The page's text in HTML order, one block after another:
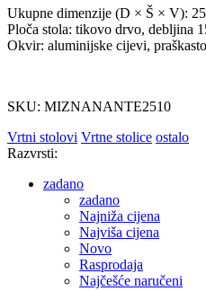
Ukupne dimenzije (D × Š × V):
Ploča stola: tikovo drvo, debljina
Okvir: aluminijske cijevi,
SKU: MIZNANANTE2510
Vrtni stolovi Vrtne stolice ostalo
Razvrsti:
zadano
zadano
Najniža cijena
Najviša cijena
Novo
Rasprodaja
Najčešće naručeni